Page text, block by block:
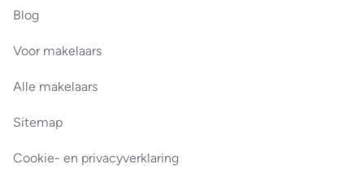
Blog
Voor makelaars
Alle makelaars
Sitemap
Cookie- en privacyverklaring